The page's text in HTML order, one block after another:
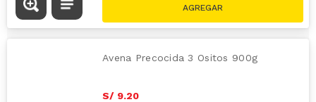
Avena Precocida 3 Ositos 900g
S/ 9.20